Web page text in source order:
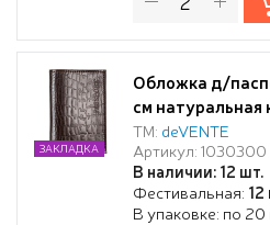
Обложка д/
см
крокодила,
ПВХ клапан с
кожаный клапан
карт,
ТМ: deVENTE
Артикул: 1030300
В наличии: 12 шт.
Фестивальная:
В упаковке: по
ЗАКЛАДКА